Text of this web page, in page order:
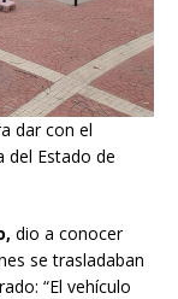
dar con el
del Estado de
dio a conocer
se trasladaban
“El vehículo